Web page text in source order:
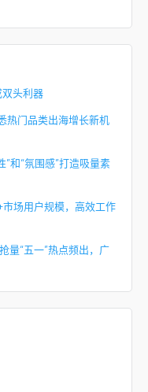
头利器
热门品类出海增长新机
和“氛围感”打造吸量素
场用户规模，高效工作
量“五一”热点频出，广